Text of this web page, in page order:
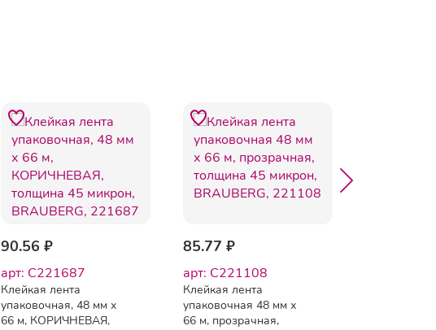
90.56 ₽
арт: C221687
Клейкая лента
упаковочная, 48 мм х
66 м, КОРИЧНЕВАЯ,
85.77 ₽
арт: C221108
Клейкая лента
упаковочная 48 мм х
66 м, прозрачная,